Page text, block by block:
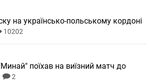
на українсько-польському кордоні
10202
поїхав на виїзний матч до
2